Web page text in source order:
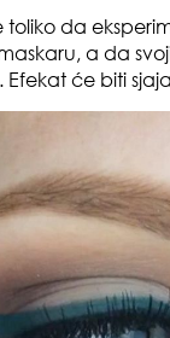
toliko da
a da
Efekat će biti